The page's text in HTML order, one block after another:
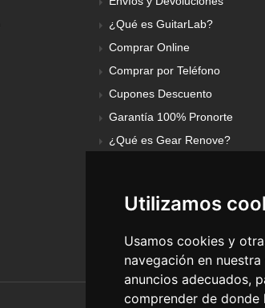
Utilizamos
Usamos cookies y
navegación en
anuncios adecuados,
comprender de donde
¿Qué es GuitarLab?
Comprar Online
Comprar por Teléfono
Cupones Descuento
Garantía 100% Pronorte
¿Qué es Gear Renove?